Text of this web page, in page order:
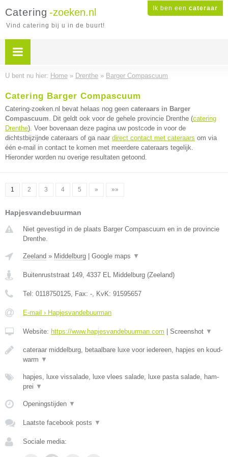
Ik ben een cateraar
Catering -zoeken.nl
Vind catering bij u in de buurt!
U bent nu hier: Home » Drenthe » Barger Compascuum
Catering Barger Compascuum
Catering-zoeken.nl bevat helaas nog geen cateraars in Barger
Compascuum. Dit geldt ook voor de gehele provincie Drenthe (catering
Drenthe). Voer bovenaan deze pagina uw postcode in voor de
dichtstbijzijnde cateraars of ga naar direct contact met cateraars om via
één e-mail in contact te komen met meerdere cateraars tegelijk.
Hieronder worden nu overige resultaten getoond.
1 2 3 4 5 » »»
Hapjesvandebuurman
Niet gevestigd in de plaats Barger Compascuum en in de provincie
Drenthe.
Zeeland » Middelburg Google maps ▼
Buitenruststraat 149, 4337 EL Middelburg (Zeeland)
Tel: 0118750125, Fax: -, KvK: 91595657
E-mail › Hapjesvandebuurman
Website: https://www.hapjesvandebuurman.com Screenshot ▼
cateraar middelburg, betaalbare luxe voor iedereen, hapjes en koud-
warm ▼
hapjes, luxe vissalade, luxe vlees salade, luxe pasta salade, ham-
prei ▼
Openingstijden ▼
Laatste facebook posts ▼
Sociale media: